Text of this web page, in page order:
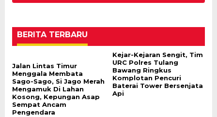
BERITA TERBARU
Jalan Lintas Timur
Menggala Membata
Sago-Sago, Si Jago Merah
Mengamuk Di Lahan
Kosong, Kepungan Asap
Sempat Ancam
Pengendara
Kejar-Kejaran Sengit, Tim
URC Polres Tulang
Bawang Ringkus
Komplotan Pencuri
Baterai Tower Bersenjata
Api